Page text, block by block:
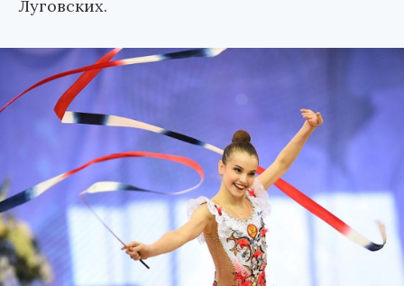
Луговских.